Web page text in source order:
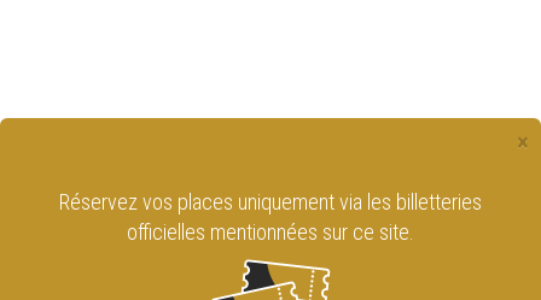
×
Réservez vos places uniquement via les billetteries
officielles mentionnées sur ce site.